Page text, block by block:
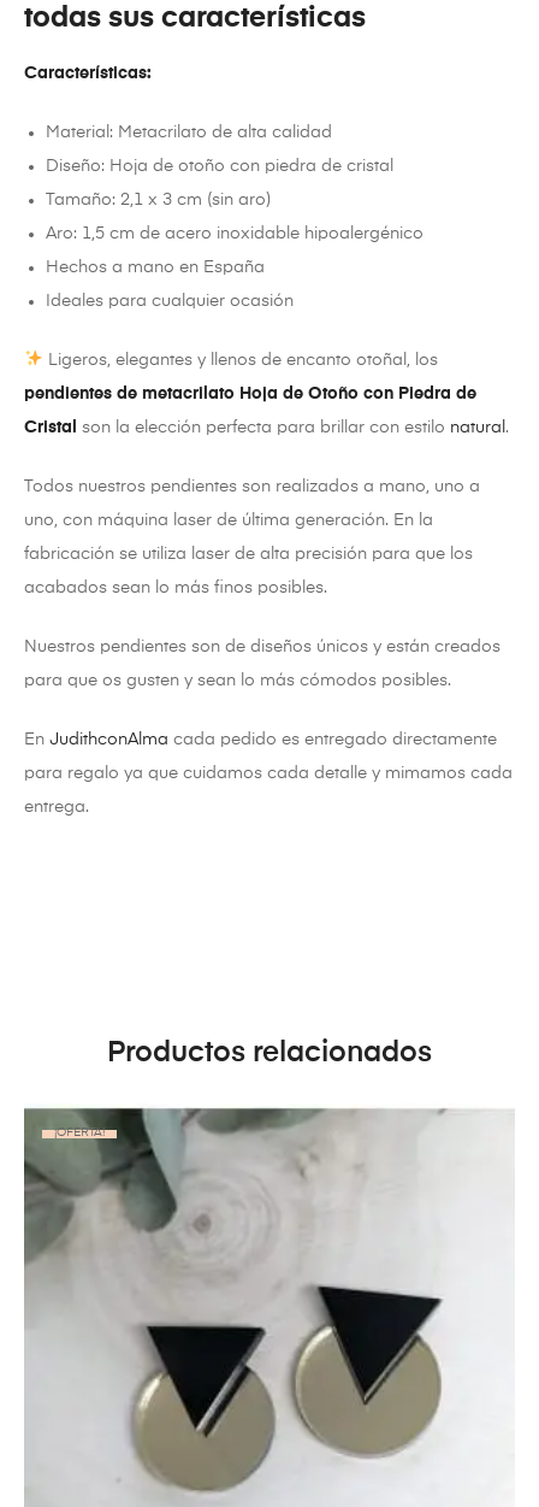
todas sus características
Características:
Material: Metacrilato de alta calidad
Diseño: Hoja de otoño con piedra de cristal
Tamaño: 2,1 x 3 cm (sin aro)
Aro: 1,5 cm de acero inoxidable hipoalergénico
Hechos a mano en España
Ideales para cualquier ocasión
Ligeros, elegantes y llenos de encanto otoñal, los
pendientes de metacrilato Hoja de Otoño con Piedra de
Cristal
son la elección perfecta para brillar con estilo natural .
Todos nuestros pendientes son realizados a mano, uno a
uno, con máquina laser de última generación. En la
fabricación se utiliza laser de alta precisión para que los
acabados sean lo más finos posibles.
Nuestros pendientes son de diseños únicos y están creados
para que os gusten y sean lo más cómodos posibles.
En JudithconAlma cada pedido es entregado directamente
para regalo ya que cuidamos cada detalle y mimamos cada
entrega.
Productos relacionados
¡OFERTA!